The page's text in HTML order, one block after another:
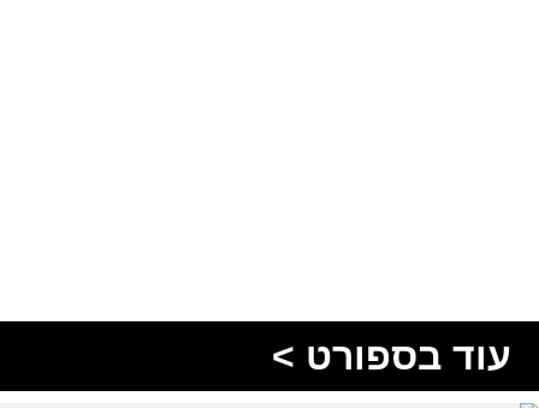
עוד בספורט >